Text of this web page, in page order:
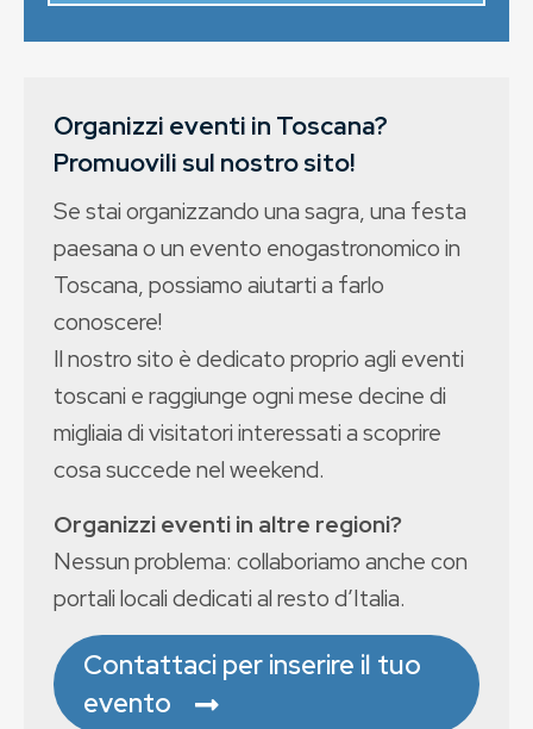
Organizzi eventi in Toscana?
Promuovili sul nostro sito!
Se stai organizzando una sagra, una festa
paesana o un evento enogastronomico in
Toscana, possiamo aiutarti a farlo
conoscere!
Il nostro sito è dedicato proprio agli eventi
toscani e raggiunge ogni mese decine di
migliaia di visitatori interessati a scoprire
cosa succede nel weekend.
Organizzi eventi in altre regioni?
Nessun problema: collaboriamo anche con
portali locali dedicati al resto d’Italia.
Contattaci per inserire il tuo
evento